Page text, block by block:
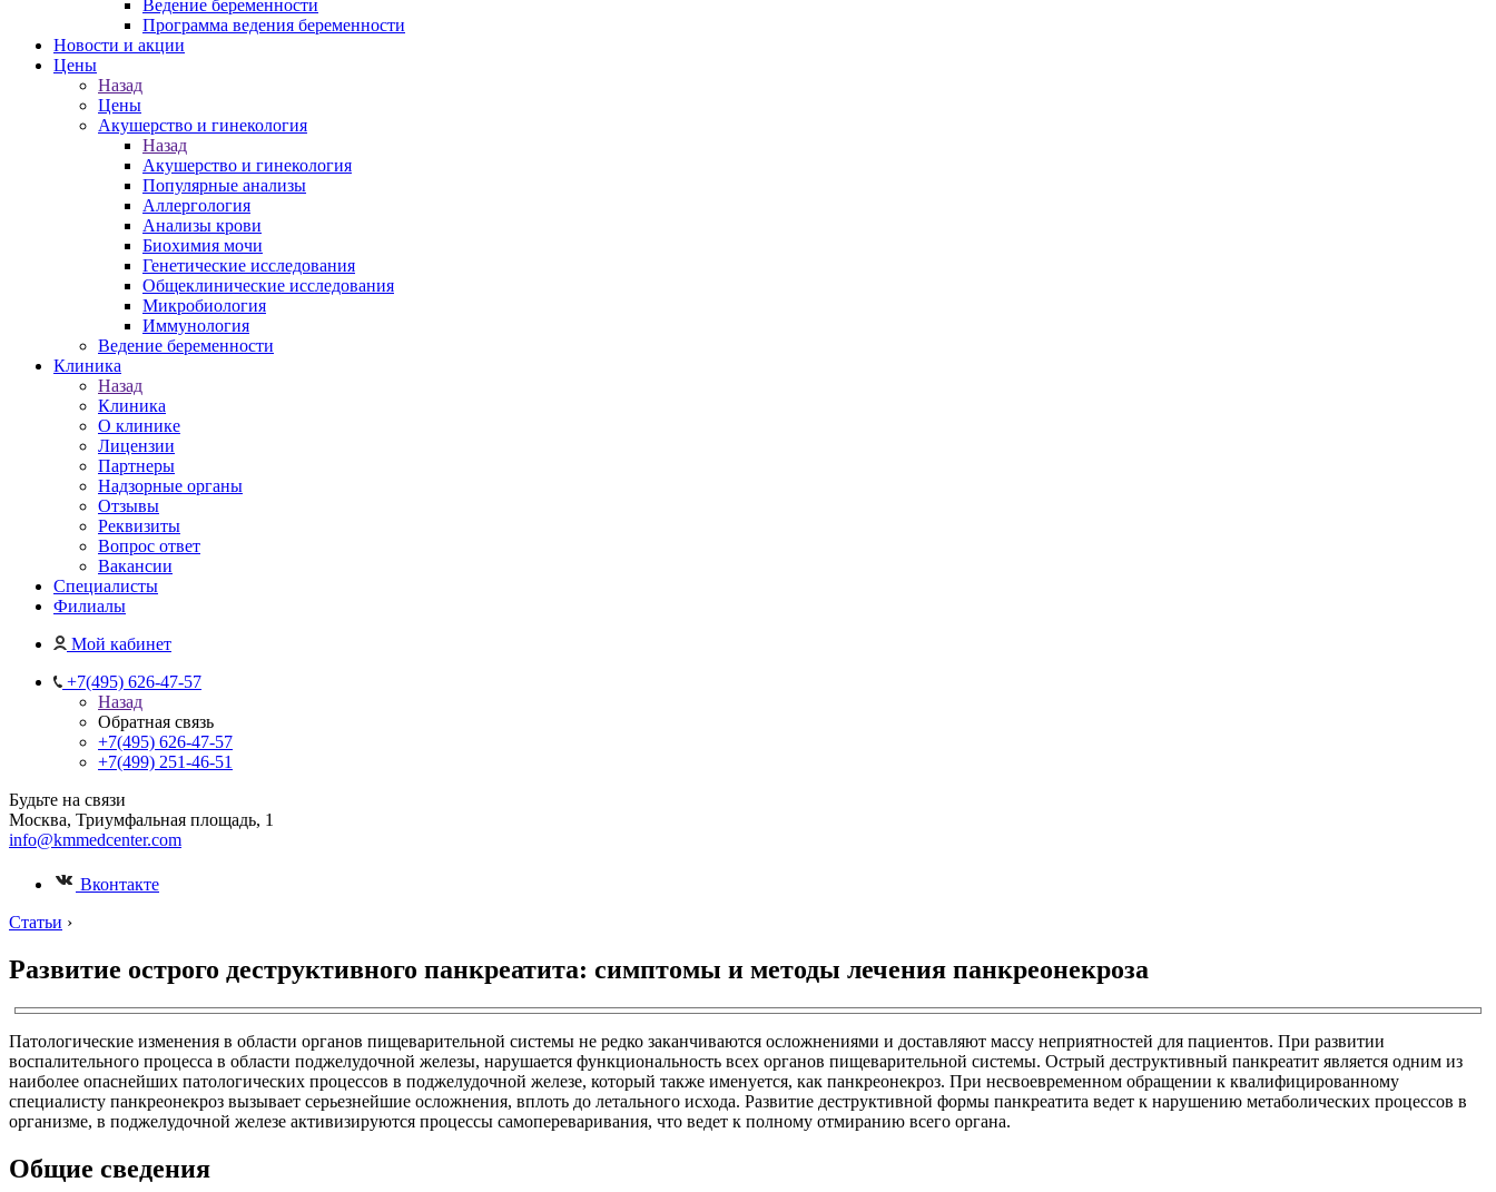
Ведение беременности
Программа ведения беременности
Новости и акции
Цены
Назад
Цены
Акушерство и гинекология
Назад
Акушерство и гинекология
Популярные анализы
Аллергология
Анализы крови
Биохимия мочи
Генетические исследования
Общеклинические исследования
Микробиология
Иммунология
Ведение беременности
Клиника
Назад
Клиника
О клинике
Лицензии
Партнеры
Надзорные органы
Отзывы
Реквизиты
Вопрос ответ
Вакансии
Специалисты
Филиалы
Мой кабинет
+7(495) 626-47-57
Назад
Обратная связь
+7(495) 626-47-57
+7(499) 251-46-51
Будьте на связи
Москва, Триумфальная площадь, 1
info@kmmedcenter.com
Вконтакте
Статьи ›
Развитие острого деструктивного панкреатита: симптомы и методы лечения панкреонекроза
Патологические изменения в области органов пищеварительной системы не редко заканчиваются осложнениями и доставляют массу неприятностей для пациентов. При развитии
воспалительного процесса в области поджелудочной железы, нарушается функциональность всех органов пищеварительной системы. Острый деструктивный панкреатит является одним из
наиболее опаснейших патологических процессов в поджелудочной железе, который также именуется, как панкреонекроз. При несвоевременном обращении к квалифицированному
специалисту панкреонекроз вызывает серьезнейшие осложнения, вплоть до летального исхода. Развитие деструктивной формы панкреатита ведет к нарушению метаболических процессов в
организме, в поджелудочной железе активизируются процессы самопереваривания, что ведет к полному отмиранию всего органа.
Общие сведения